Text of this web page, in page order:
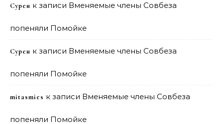
Сурен к записи Вменяемые члены Совбеза
попеняли Помойке
Сурен к записи Вменяемые члены Совбеза
попеняли Помойке
mitasmies к записи Вменяемые члены Совбеза
попеняли Помойке